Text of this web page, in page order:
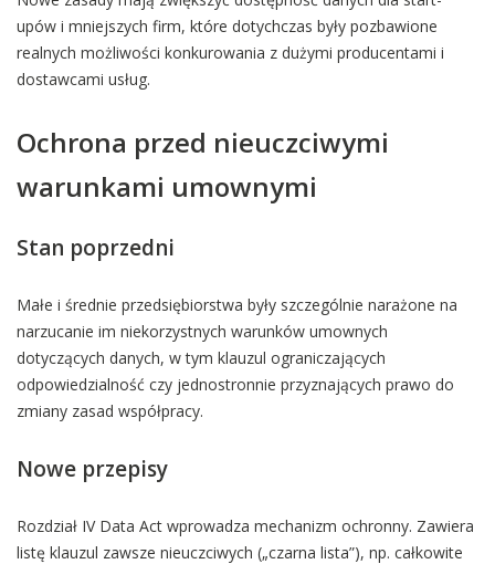
upów i mniejszych firm, które dotychczas były pozbawione
realnych możliwości konkurowania z dużymi producentami i
dostawcami usług.
Ochrona przed nieuczciwymi
warunkami umownymi
Stan poprzedni
Małe i średnie przedsiębiorstwa były szczególnie narażone na
narzucanie im niekorzystnych warunków umownych
dotyczących danych, w tym klauzul ograniczających
odpowiedzialność czy jednostronnie przyznających prawo do
zmiany zasad współpracy.
Nowe przepisy
Rozdział IV Data Act wprowadza mechanizm ochronny. Zawiera
listę klauzul zawsze nieuczciwych („czarna lista”), np. całkowite